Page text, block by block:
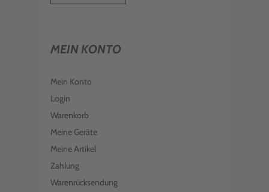
MEIN KONTO
Mein Konto
Login
Warenkorb
Meine Geräte
Meine Artikel
Zahlung
Warenrücksendung